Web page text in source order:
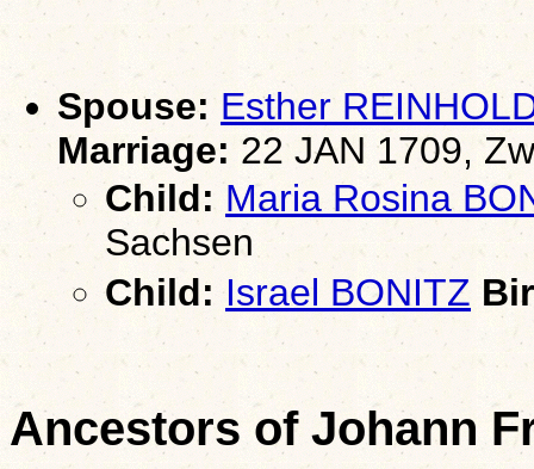
Spouse: Esther
Marriage: 22 JAN 1709,
Child: Maria Rosina
Sachsen
Child: Israel BONITZ
Ancestors of Johann